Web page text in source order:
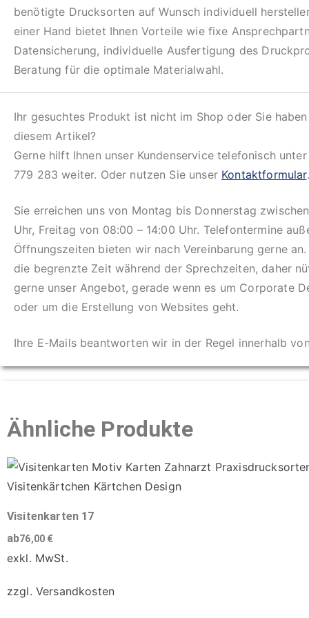
benötigte Drucksorten auf Wunsch individuell
einer Hand bietet Ihnen Vorteile wie fixe
Datensicherung, individuelle Ausfertigung des
Beratung für die optimale Materialwahl.
Ihr gesuchtes Produkt ist nicht im Shop oder Sie
diesem Artikel?
Gerne hilft Ihnen unser Kundenservice telefonisch
779 283 weiter. Oder nutzen Sie unser Kontaktformular.
Sie erreichen uns von Montag bis Donnerstag
Uhr, Freitag von 08:00 – 14:00 Uhr. Telefontermine
Öffnungszeiten bieten wir nach Vereinbarung gerne
die begrenzte Zeit während der Sprechzeiten, daher
gerne unser Angebot, gerade wenn es um Corporate
oder um die Erstellung von Websites geht.
Ihre E-Mails beantworten wir in der Regel innerhalb
Ähnliche Produkte
Visitenkarten 17
ab76,00 €
exkl. MwSt.
zzgl. Versandkosten